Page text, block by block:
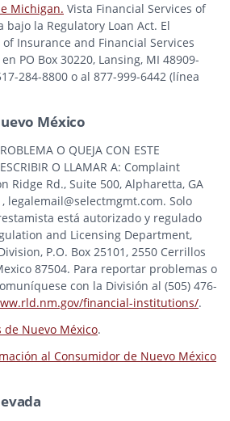
Michigan. Vista Financial Services of
bajo la Regulatory Loan Act. El
Insurance and Financial Services
PO Box 30220, Lansing, MI 48909-
284-8800 o al 877-999-6442 (línea
México
O QUEJA CON ESTE
ESCRIBIR O LLAMAR A: Complaint
Ridge Rd., Suite 500, Alpharetta, GA
legalemail@selectmgmt.com. Solo
está autorizado y regulado
and Licensing Department,
P.O. Box 25101, 2550 Cerrillos
87504. Para reportar problemas o
con la División al (505) 476-
financial-institutions/.
de Nuevo México.
al Consumidor de Nuevo México